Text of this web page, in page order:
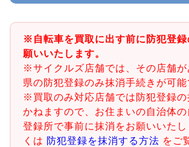
※自転車を買取に出す前に防犯登録
願いいたします。
※サイクルズ店舗では、その店舗が
県の防犯登録のみ抹消手続きが可能
※買取のみ対応店舗では防犯登録の
かねますので、お住まいの自治体
登録所で事前に抹消をお願いいたし
くは 防犯登録を抹消する方法 をご